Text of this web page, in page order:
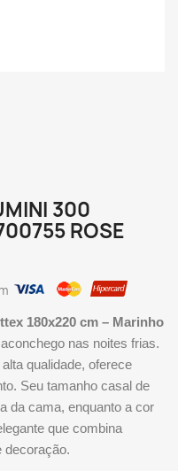
300
ROSE
180x220 cm – Marinho
nas noites frias.
qualidade, oferece
Seu tamanho casal de
da cama, enquanto a cor
que combina
decoração.